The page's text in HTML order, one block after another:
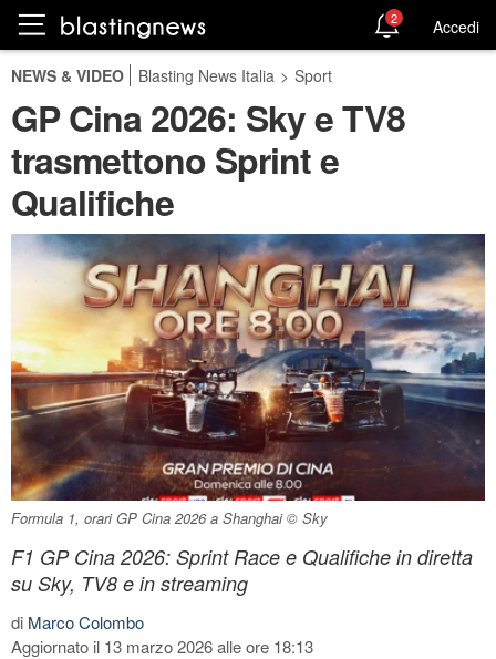
2 Accedi
NEWS & VIDEO Blasting News Italia > Sport
GP Cina 2026: Sky e TV8
trasmettono Sprint e
Qualifiche
Formula 1, orari GP Cina 2026 a Shanghai © Sky
F1 GP Cina 2026: Sprint Race e Qualifiche in diretta
su Sky, TV8 e in streaming
di Marco Colombo
Aggiornato il 13 marzo 2026 alle ore 18:13